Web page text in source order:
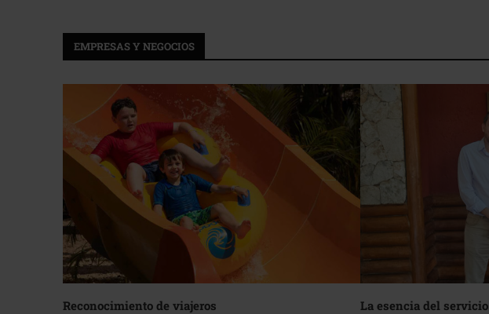
EMPRESAS Y NEGOCIOS
Reconocimiento de viajeros La esencia del servicio